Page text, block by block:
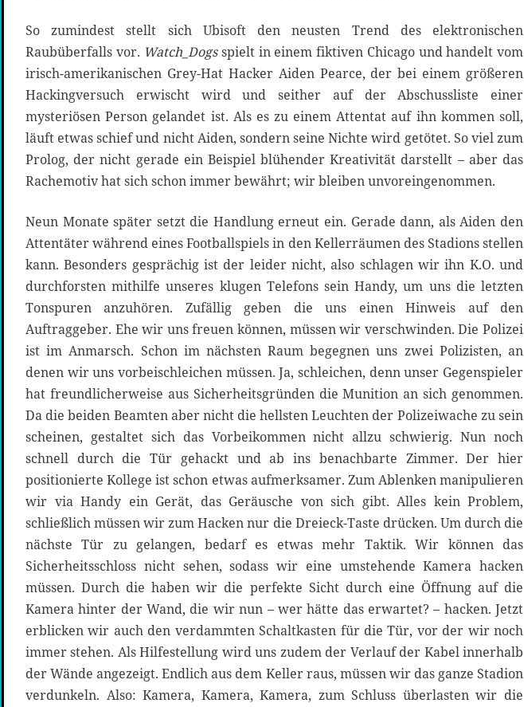
So zumindest stellt sich Ubisoft den neusten Trend des elektronischen
Raubüberfalls vor. Watch_Dogsspielt in einem fiktiven Chicago und handelt vom
irisch-amerikanischen Grey-Hat Hacker Aiden Pearce, der bei einem größeren
Hackingversuch erwischt wird und seither auf der Abschussliste einer
mysteriösen Person gelandet ist. Als es zu einem Attentat auf ihn kommen soll,
läuft etwas schief und nicht Aiden, sondern seine Nichte wird getötet. So viel zum
Prolog, der nicht gerade ein Beispiel blühender Kreativität darstellt – aber das
Rachemotiv hat sich schon immer bewährt; wir bleiben unvoreingenommen.
Neun Monate später setzt die Handlung erneut ein. Gerade dann, als Aiden den
Attentäter während eines Footballspiels in den Kellerräumen des Stadions stellen
kann. Besonders gesprächig ist der leider nicht, also schlagen wir ihn K.O. und
durchforsten mithilfe unseres klugen Telefons sein Handy, um uns die letzten
Tonspuren anzuhören. Zufällig geben die uns einen Hinweis auf den
Auftraggeber. Ehe wir uns freuen können, müssen wir verschwinden. Die Polizei
ist im Anmarsch. Schon im nächsten Raum begegnen uns zwei Polizisten, an
denen wir uns vorbeischleichen müssen. Ja, schleichen, denn unser Gegenspieler
hat freundlicherweise aus Sicherheitsgründen die Munition an sich genommen.
Da die beiden Beamten aber nicht die hellsten Leuchten der Polizeiwache zu sein
scheinen, gestaltet sich das Vorbeikommen nicht allzu schwierig. Nun noch
schnell durch die Tür gehackt und ab ins benachbarte Zimmer. Der hier
positionierte Kollege ist schon etwas aufmerksamer. Zum Ablenken manipulieren
wir via Handy ein Gerät, das Geräusche von sich gibt. Alles kein Problem,
schließlich müssen wir zum Hacken nur die Dreieck-Taste drücken. Um durch die
nächste Tür zu gelangen, bedarf es etwas mehr Taktik. Wir können das
Sicherheitsschloss nicht sehen, sodass wir eine umstehende Kamera hacken
müssen. Durch die haben wir die perfekte Sicht durch eine Öffnung auf die
Kamera hinter der Wand, die wir nun – wer hätte das erwartet? – hacken. Jetzt
erblicken wir auch den verdammten Schaltkasten für die Tür, vor der wir noch
immer stehen. Als Hilfestellung wird uns zudem der Verlauf der Kabel innerhalb
der Wände angezeigt. Endlich aus dem Keller raus, müssen wir das ganze Stadion
verdunkeln. Also: Kamera, Kamera, Kamera, zum Schluss überlasten wir die